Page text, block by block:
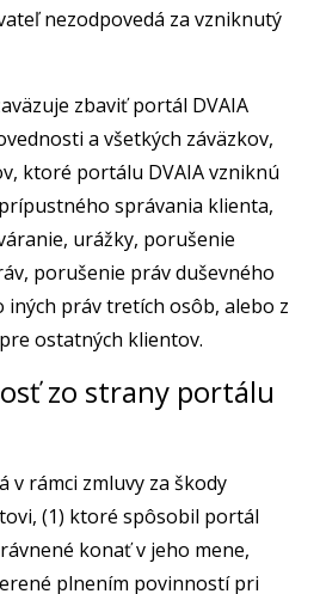
nezodpovedá za vzniknutý
zbaviť portál DVAIA
a všetkých záväzkov,
ktoré portálu DVAIA vzniknú
správania klienta,
urážky, porušenie
porušenie práv duševného
iných práv tretích osôb, alebo z
ostatných klientov.
zo strany portálu
v rámci zmluvy za škody
(1) ktoré spôsobil portál
konať v jeho mene,
plnením povinností pri